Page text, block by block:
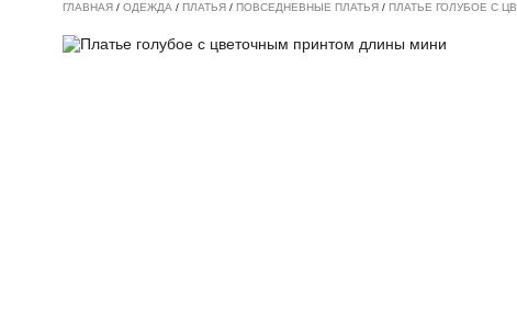
ГЛАВНАЯ / ОДЕЖДА / ПЛАТЬЯ / ПОВСЕДНЕВНЫЕ ПЛАТЬЯ / ПЛАТЬЕ ГОЛУБОЕ С